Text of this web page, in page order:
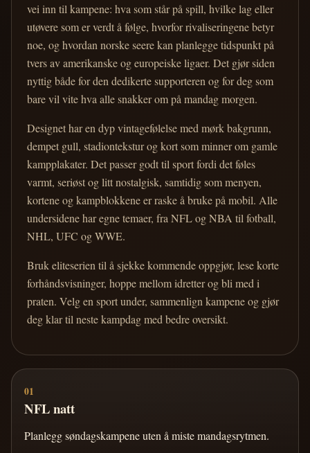
vei inn til kampene: hva som står på spill, hvilke lag eller
utøvere som er verdt å følge, hvorfor rivaliseringene betyr
noe, og hvordan norske seere kan planlegge tidspunkt på
tvers av amerikanske og europeiske ligaer. Det gjør siden
nyttig både for den dedikerte supporteren og for deg som
bare vil vite hva alle snakker om på mandag morgen.
Designet har en dyp vintagefølelse med mørk bakgrunn,
dempet gull, stadiontekstur og kort som minner om gamle
kampplakater. Det passer godt til sport fordi det føles
varmt, seriøst og litt nostalgisk, samtidig som menyen,
kortene og kampblokkene er raske å bruke på mobil. Alle
undersidene har egne temaer, fra NFL og NBA til fotball,
NHL, UFC og WWE.
Bruk eliteserien til å sjekke kommende oppgjør, lese korte
forhåndsvisninger, hoppe mellom idretter og bli med i
praten. Velg en sport under, sammenlign kampene og gjør
deg klar til neste kampdag med bedre oversikt.
01
NFL natt
Planlegg søndagskampene uten å miste mandagsrytmen.